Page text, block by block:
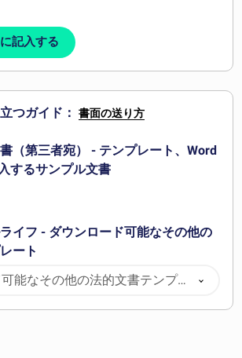
記入する
つガイド：書面の送り方
（第三者宛） - テンプレート、Word
するサンプル文書
イフ - ダウンロード可能なその他の
ート
能なその他の法的文書テンプレ